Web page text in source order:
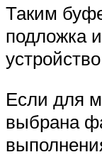
Таким
подложка
Если для
выбрана